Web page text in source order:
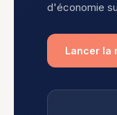
d'économie
Lancer la